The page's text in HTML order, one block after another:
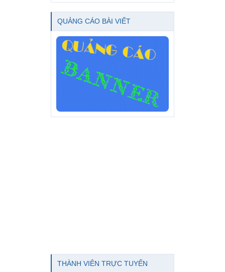
QUẢNG CÁO BÀI VIẾT
THÀNH VIÊN TRỰC TUYẾN